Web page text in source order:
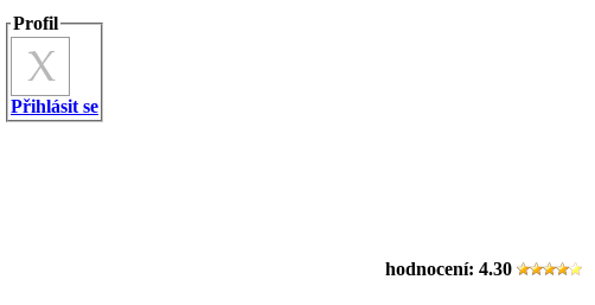
Profil
Přihlásit se
hodnocení: 4.30